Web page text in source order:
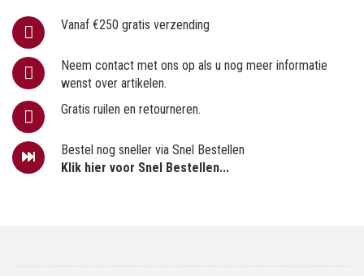
Vanaf €250 gratis verzending
Neem contact met ons op als u nog meer informatie
wenst over artikelen.
Gratis ruilen en retourneren.
Bestel nog sneller via Snel Bestellen
Klik hier voor Snel Bestellen...